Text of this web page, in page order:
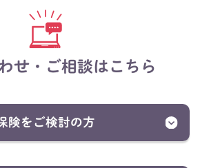
せ・ご相談はこちら
険をご検討の方